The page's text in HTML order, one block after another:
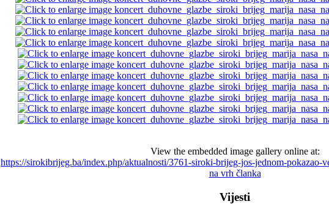
View the embedded image gallery online at:
https://sirokibrijeg.ba/index.php/aktualnosti/3761-siroki-brijeg-jos-jednom-pokazao-
na vrh članka
Vijesti